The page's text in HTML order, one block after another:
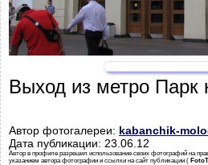
Выход из метро Парк
Автор фотогалереи: kabanchik-
Дата публикации: 23.06.12
Автор в профиле разрешил использование своих фотографий на
указанием автора фотографии и ссылки на сайт публикации (